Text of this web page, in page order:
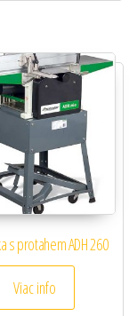
s protahem ADH 260
Viac info